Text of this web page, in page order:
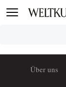
Toggle
Über uns